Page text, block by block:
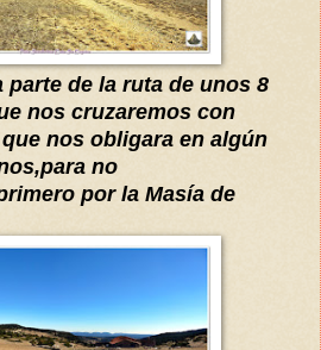
parte de la ruta de unos 8
nos cruzaremos con
nos obligara en algún
no
por la Masía de